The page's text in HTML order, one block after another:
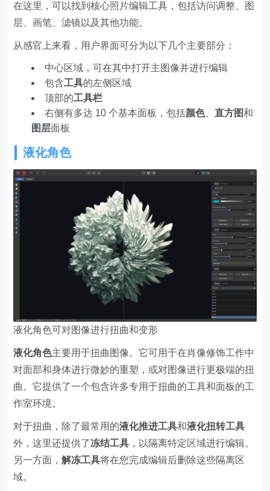
在这里，可以找到核心照片编辑工具，包括访问调整、图
层、画笔、滤镜以及其他功能。
从感官上来看，用户界面可分为以下几个主要部分：
中心区域，可在其中打开主图像并进行编辑
包含工具的左侧区域
顶部的工具栏
右侧有多达 10 个基本面板，包括颜色、直方图和
图层面板
液化角色
液化角色可对图像进行扭曲和变形
液化角色主要用于扭曲图像。它可用于在肖像修饰工作中
对面部和身体进行微妙的重塑，或对图像进行更极端的扭
曲。它提供了一个包含许多专用于扭曲的工具和面板的工
作室环境。
对于扭曲，除了最常用的液化推进工具和液化扭转工具
外，这里还提供了冻结工具 ，以隔离特定区域进行编辑。
另一方面，解冻工具将在您完成编辑后删除这些隔离区
域。